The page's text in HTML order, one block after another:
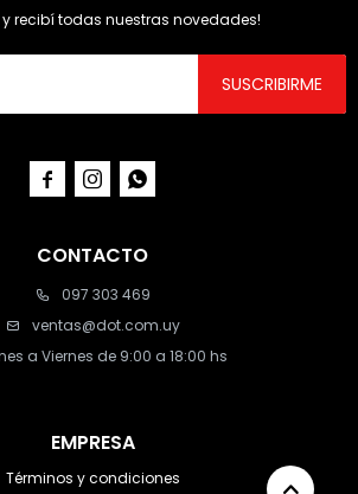
CONTACTO
097 303 469
ventas@dot.com.uy
a Viernes de 9:00 a 18:00 hs
EMPRESA
Términos y condiciones
y recibí todas nuestras novedades!
SUSCRIBIRME
  